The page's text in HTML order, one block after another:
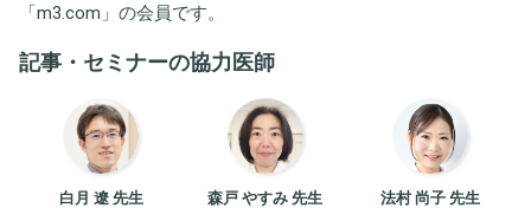
「m3.com 」の会員です。
記事・セミナーの協力医師
白月 遼 先生 森戸 やすみ 先生 法村 尚子 先生